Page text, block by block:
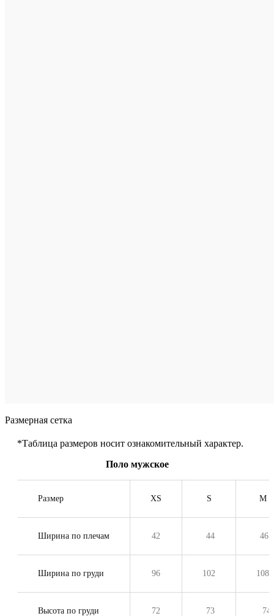
Размерная сетка
*Таблица размеров носит ознакомительный характер.
Поло мужское
Размер XS S M
Ширина по плечам 42 44 46
Ширина по груди 96 102 108
Высота по груди 72 73 74